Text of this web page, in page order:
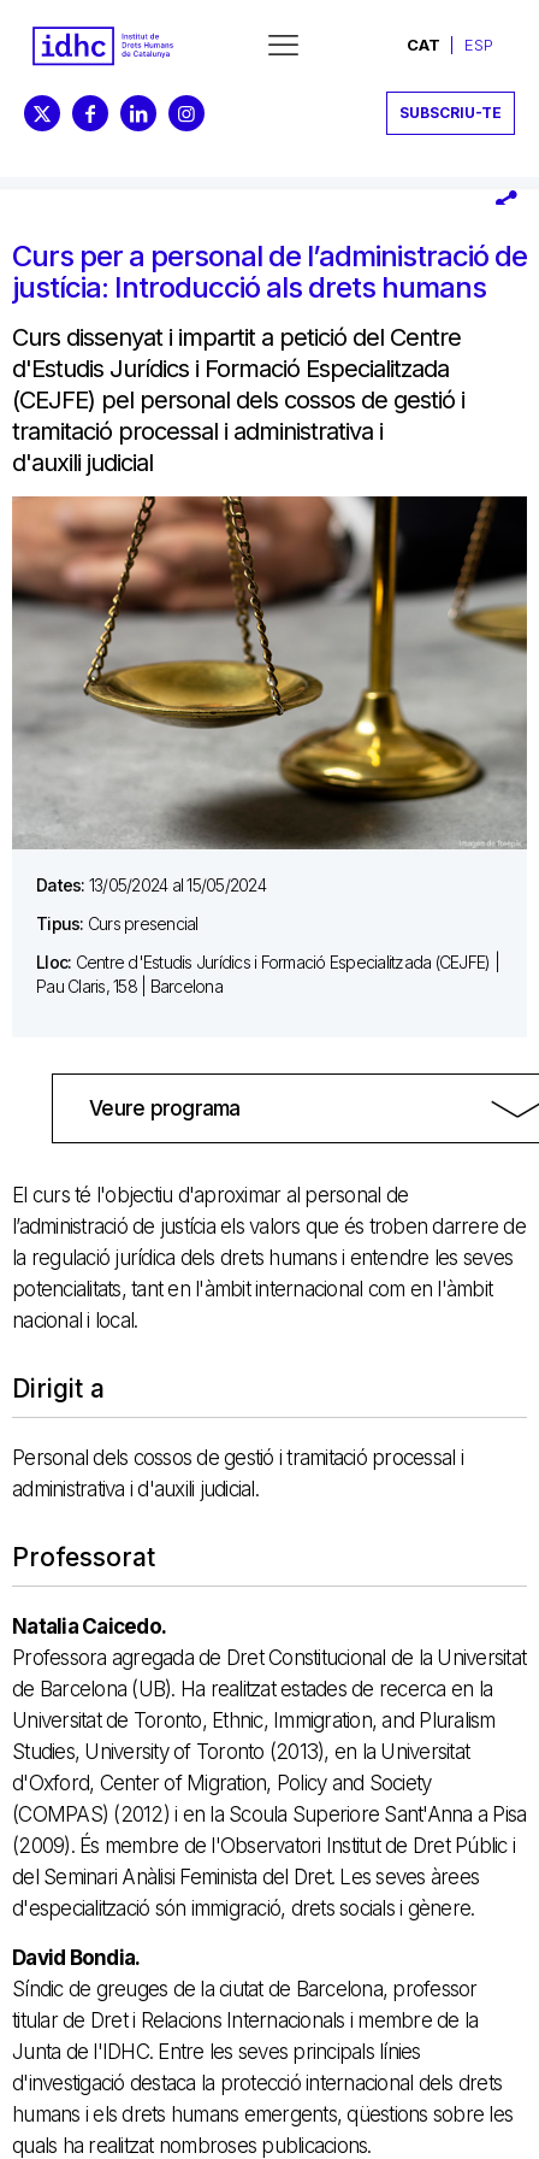
CAT ESP
SUBSCRIU-TE
Curs per a personal de l’administració de
justícia: Introducció als drets humans
Curs dissenyat i impartit a petició del Centre
d'Estudis Jurídics i Formació Especialitzada
(CEJFE) pel personal dels cossos de gestió i
tramitació processal i administrativa i
d'auxili judicial
Dates: 13/05/2024 al 15/05/2024
Tipus: Curs presencial
Lloc: Centre d'Estudis Jurídics i Formació Especialitzada (CEJFE) |
Pau Claris, 158 | Barcelona
Veure programa
El curs té l'objectiu d'aproximar al personal de
l’administració de justícia els valors que és troben darrere de
la regulació jurídica dels drets humans i entendre les seves
potencialitats, tant en l'àmbit internacional com en l'àmbit
nacional i local.
Dirigit a
Personal dels cossos de gestió i tramitació processal i
administrativa i d'auxili judicial.
Professorat
Natalia Caicedo.
Professora agregada de Dret Constitucional de la Universitat
de Barcelona (UB). Ha realitzat estades de recerca en la
Universitat de Toronto, Ethnic, Immigration, and Pluralism
Studies, University of Toronto (2013), en la Universitat
d'Oxford, Center of Migration, Policy and Society
(COMPAS) (2012) i en la Scoula Superiore Sant'Anna a Pisa
(2009). És membre de l'Observatori Institut de Dret Públic i
del Seminari Anàlisi Feminista del Dret. Les seves àrees
d'especialització són immigració, drets socials i gènere.
David Bondia.
Síndic de greuges de la ciutat de Barcelona, professor
titular de Dret i Relacions Internacionals i membre de la
Junta de l'IDHC. Entre les seves principals línies
d'investigació destaca la protecció internacional dels drets
humans i els drets humans emergents, qüestions sobre les
quals ha realitzat nombroses publicacions.